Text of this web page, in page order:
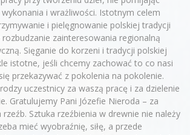
i wrażliwości. Istotnym celem
i pielęgnowanie polskiej tradycji
zainteresowania regionalną
Sięganie do korzeni i tradycji polskiej
istotne, jeśli chcemy zachować to co nasi
przekazywać z pokolenia na pokolenie.
uczestnicy za waszą pracę i za dzielenie
Gratulujemy Pani Józefie Nieroda – za
rzeźb. Sztuka rzeźbienia w drewnie nie należy
mieć wyobraźnię, siłę, a przede